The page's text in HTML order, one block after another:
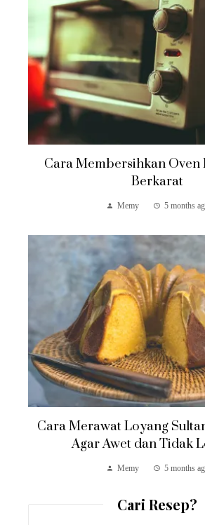
Cara Membersihkan Oven
Berkarat
Memy 5 months
Cara Merawat Loyang
Agar Awet dan Tidak
Memy 5 months
Cari Resep?